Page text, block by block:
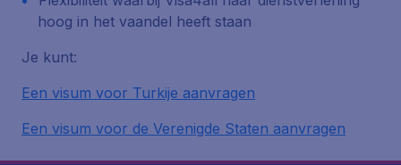
hoog in het vaandel heeft staan
Je kunt:
Een visum voor Turkije aanvragen
Een visum voor de Verenigde Staten aanvragen